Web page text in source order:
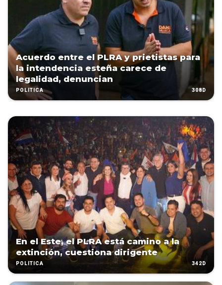
Acuerdo entre el PLRA y prietistas para
la intendencia esteña carece de
legalidad, denuncian
POLÍTICA 308D
En el Este, el PLRA está camino a la
extinción, cuestiona dirigente
POLÍTICA 342D